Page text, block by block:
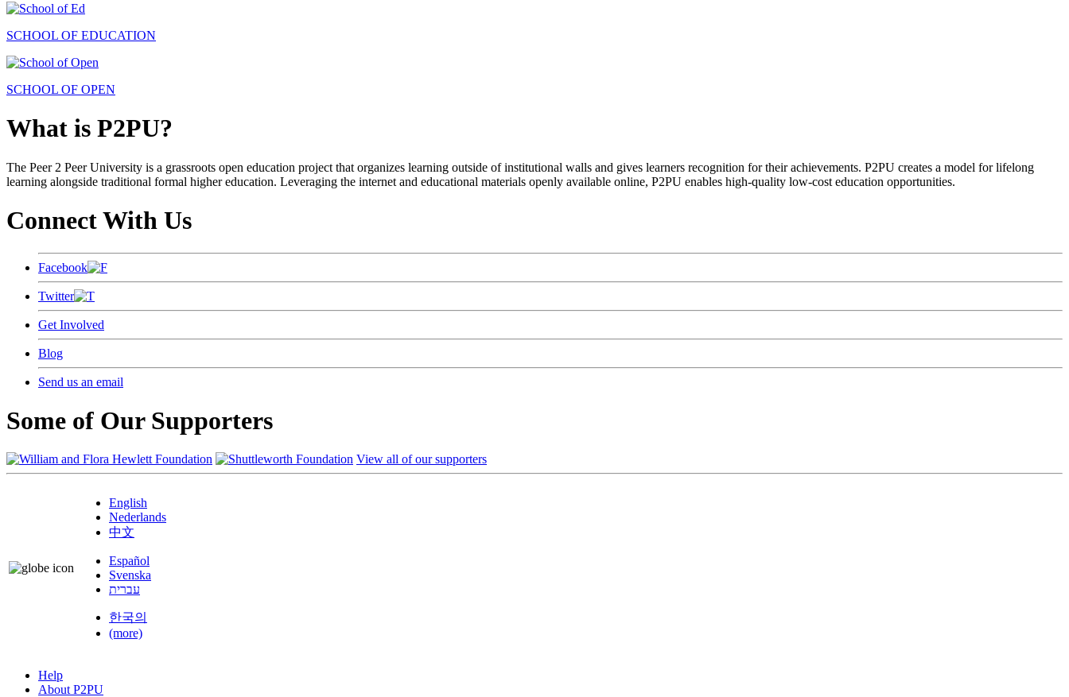
SCHOOL OF EDUCATION
SCHOOL OF OPEN
What is P2PU?
The Peer 2 Peer University is a grassroots open education project that organizes learning outside of institutional walls and gives learners recognition for their achievements. P2PU creates a model for lifelong
learning alongside traditional formal higher education. Leveraging the internet and educational materials openly available online, P2PU enables high-quality low-cost education opportunities.
Connect With Us
Facebook
Twitter
Get Involved
Blog
Send us an email
Some of Our Supporters
View all of our supporters
English
Nederlands
中文
Español
Svenska
עברית
한국의
(more)
Help
About P2PU